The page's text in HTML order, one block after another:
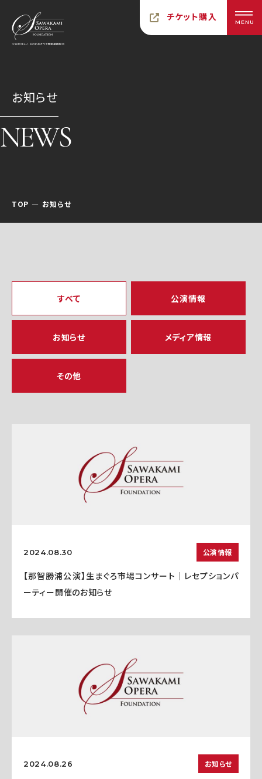
チケット購入 MENU
お知らせ
NEWS
TOP お知らせ
すべて 公演情報
お知らせ メディア情報
その他
2024.08.30 公演情報
【那智勝浦公演】生まぐろ市場コンサート｜レセプションパ
ーティー開催のお知らせ
2024.08.26 お知らせ